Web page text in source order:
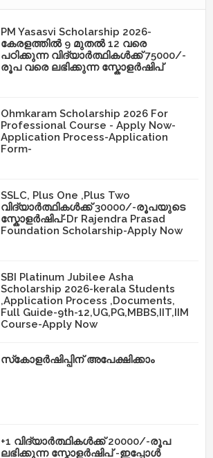
PM Yasasvi Scholarship 2026-
കേരളത്തിൽ 9 മുതൽ 12 വരെ
പഠിക്കുന്ന വിദ്യാർത്ഥികൾക്ക് 75000/-
രൂപ വരെ ലഭിക്കുന്ന സ്കോളർഷിപ്
Ohmkaram Scholarship 2026 For
Professional Course - Apply Now-
Application Process-Application
Form-
SSLC, Plus One ,Plus Two
വിദ്യാർത്ഥികൾക്ക് 30000/-രൂപയുടെ
സ്കോളർഷിപ്-Dr Rajendra Prasad
Foundation Scholarship-Apply Now
SBI Platinum Jubilee Asha
Scholarship 2026-kerala Students
,Application Process ,Documents,
Full Guide-9th-12,UG,PG,MBBS,IIT,IIM
Course-Apply Now
സ്‌കോളർഷിപ്പിന് അപേക്ഷിക്കാം
+1 വിദ്യാർത്ഥികൾക്ക് 20000/-രൂപ
ലഭിക്കുന്ന സ്കോളർഷിപ് -ഇപ്പോൾ